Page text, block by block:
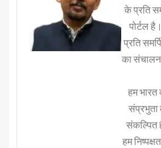
के प्रति
पोर्टल
प्रति
का संचालन
हम
संप्रभुता
संकल्पित
हम